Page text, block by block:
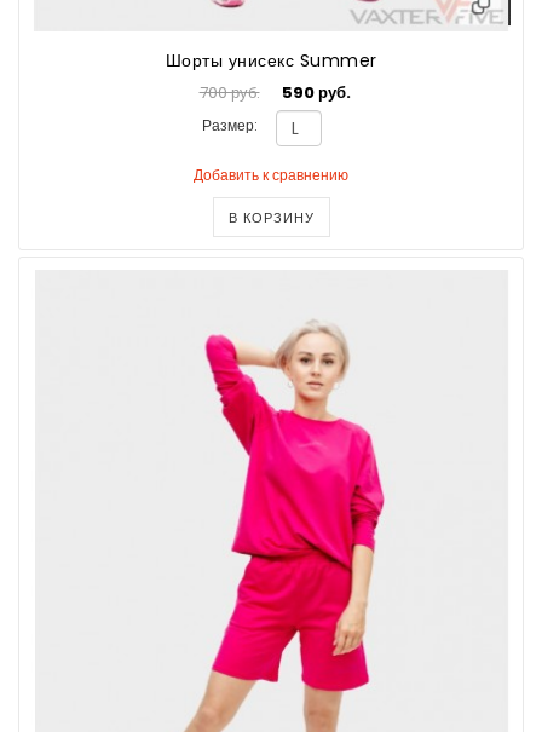
Шорты унисекс Summer
700 руб. 590 руб.
Размер:
Добавить к сравнению
В КОРЗИНУ